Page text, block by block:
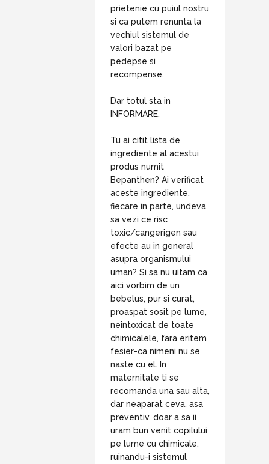
prietenie cu puiul nostru
si ca putem renunta la
vechiul sistemul de
valori bazat pe
pedepse si
recompense.
Dar totul sta in
INFORMARE.
Tu ai citit lista de
ingrediente al acestui
produs numit
Bepanthen? Ai verificat
aceste ingrediente,
fiecare in parte, undeva
sa vezi ce risc
toxic/cangerigen sau
efecte au in general
asupra organismului
uman? Si sa nu uitam ca
aici vorbim de un
bebelus, pur si curat,
proaspat sosit pe lume,
neintoxicat de toate
chimicalele, fara eritem
fesier-ca nimeni nu se
naste cu el. In
maternitate ti se
recomanda una sau alta,
dar neaparat ceva, asa
preventiv, doar a sa ii
uram bun venit copilului
pe lume cu chimicale,
ruinandu-i sistemul